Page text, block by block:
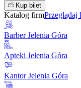
Kup bilet
Katalog firm
Barber Jelenia Góra
Apteki Jelenia Góra
Kantor Jelenia Góra